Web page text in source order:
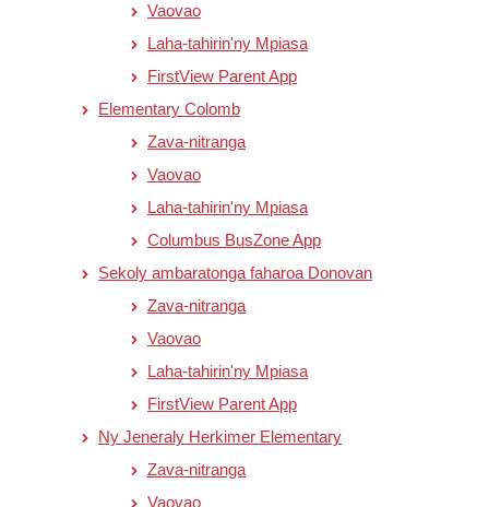
Vaovao
Laha-tahirin'ny Mpiasa
FirstView Parent App
Elementary Colomb
Zava-nitranga
Vaovao
Laha-tahirin'ny Mpiasa
Columbus BusZone App
Sekoly ambaratonga faharoa Donovan
Zava-nitranga
Vaovao
Laha-tahirin'ny Mpiasa
FirstView Parent App
Ny Jeneraly Herkimer Elementary
Zava-nitranga
Vaovao